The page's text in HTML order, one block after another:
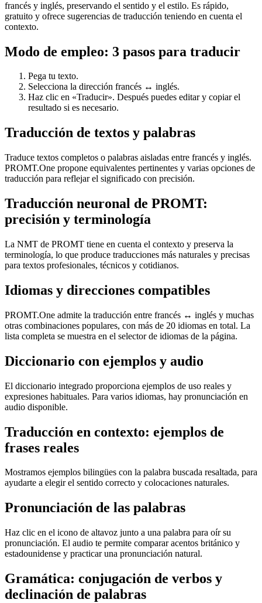
francés y inglés, preservando el sentido y el estilo. Es rápido,
gratuito y ofrece sugerencias de traducción teniendo en cuenta el
contexto.
Modo de empleo: 3 pasos para traducir
Pega tu texto.
Selecciona la dirección francés ↔ inglés.
Haz clic en «Traducir». Después puedes editar y copiar el
resultado si es necesario.
Traducción de textos y palabras
Traduce textos completos o palabras aisladas entre francés y inglés.
PROMT.One propone equivalentes pertinentes y varias opciones de
traducción para reflejar el significado con precisión.
Traducción neuronal de PROMT:
precisión y terminología
La NMT de PROMT tiene en cuenta el contexto y preserva la
terminología, lo que produce traducciones más naturales y precisas
para textos profesionales, técnicos y cotidianos.
Idiomas y direcciones compatibles
PROMT.One admite la traducción entre francés ↔ inglés y muchas
otras combinaciones populares, con más de 20 idiomas en total. La
lista completa se muestra en el selector de idiomas de la página.
Diccionario con ejemplos y audio
El diccionario integrado proporciona ejemplos de uso reales y
expresiones habituales. Para varios idiomas, hay pronunciación en
audio disponible.
Traducción en contexto: ejemplos de
frases reales
Mostramos ejemplos bilingües con la palabra buscada resaltada, para
ayudarte a elegir el sentido correcto y colocaciones naturales.
Pronunciación de las palabras
Haz clic en el icono de altavoz junto a una palabra para oír su
pronunciación. El audio te permite comparar acentos británico y
estadounidense y practicar una pronunciación natural.
Gramática: conjugación de verbos y
declinación de palabras